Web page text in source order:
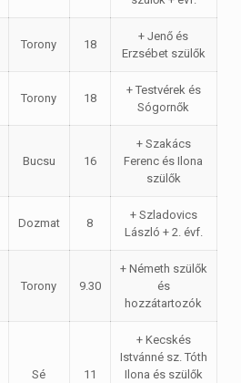
Torony 18
+ Jenő és
Erzsébet szülők
Torony 18
+ Testvérek és
Sógornők
Bucsu 16
+ Szakács
Ferenc és Ilona
szülők
Dozmat 8
+ Szladovics
László + 2. évf.
Torony 9.30
+ Németh szülők
és
hozzátartozók
Sé 11
+ Kecskés
Istvánné sz. Tóth
Ilona és szülők